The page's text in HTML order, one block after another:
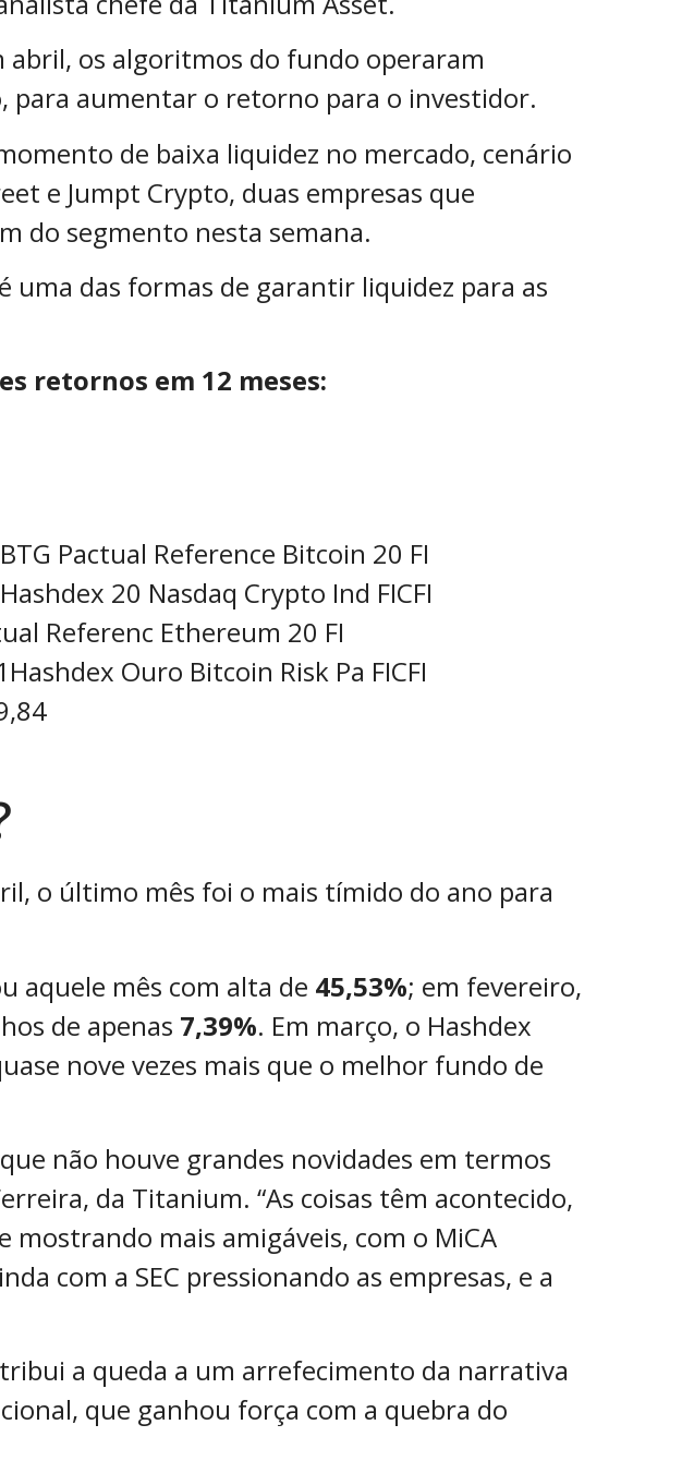
abril, os algoritmos do fundo operaram
para aumentar o retorno para o investidor.
de baixa liquidez no mercado, cenário
e Jumpt Crypto, duas empresas que
do segmento nesta semana.
uma das formas de garantir liquidez para as
retornos em 12 meses:
Pactual Reference Bitcoin 20 FI
20 Nasdaq Crypto Ind FICFI
Referenc Ethereum 20 FI
Ouro Bitcoin Risk Pa FICFI
o último mês foi o mais tímido do ano para
aquele mês com alta de 45,53%; em fevereiro,
de apenas 7,39%. Em março, o Hashdex
nove vezes mais que o melhor fundo de
não houve grandes novidades em termos
da Titanium. “As coisas têm acontecido,
mostrando mais amigáveis, com o MiCA
com a SEC pressionando as empresas, e a
a queda a um arrefecimento da narrativa
que ganhou força com a quebra do